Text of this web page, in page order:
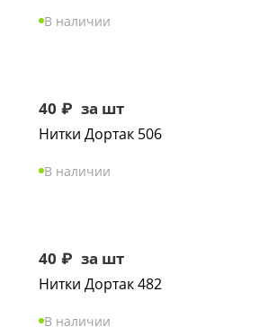
В наличии
40 ₽ за шт
Нитки Дортак 506
В наличии
40 ₽ за шт
Нитки Дортак 482
В наличии